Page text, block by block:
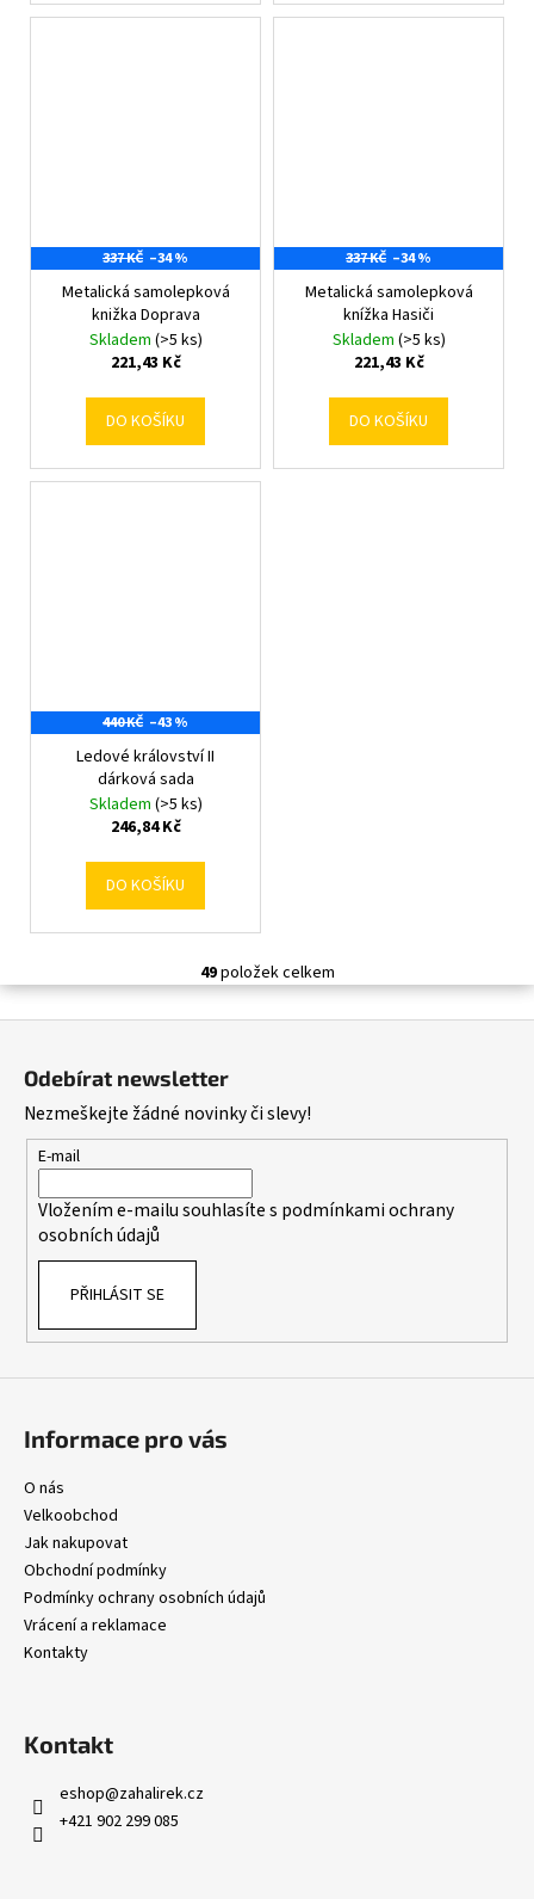
337 KČ –34 %
Metalická samolepková
knižka Doprava
Skladem (>5 ks)
221,43 Kč
DO KOŠÍKU
337 KČ –34 %
Metalická samolepková
knížka Hasiči
Skladem (>5 ks)
221,43 Kč
DO KOŠÍKU
440 KČ –43 %
Ledové království II
dárková sada
Skladem (>5 ks)
246,84 Kč
DO KOŠÍKU
O
a
c
r
ý
p
49položek celkem
Odebírat newsletter
Nezmeškejte žádné novinky či slevy!
E-mail
Vložením e-mailu souhlasíte s podmínkami ochrany
osobních údajů
PŘIHLÁSIT SE
Informace pro vás
O nás
Velkoobchod
Jak nakupovat
Obchodní podmínky
Podmínky ochrany osobních údajů
Vrácení a reklamace
Kontakty
Kontakt
eshop@zahalirek.cz
+421 902 299 085